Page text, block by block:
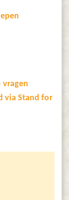
vragen
via Stand for